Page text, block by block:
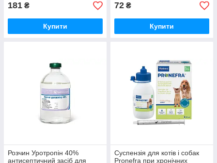
181 ₴
Купити
72 ₴
Купити
Розчин Уротропін 40%
антисептичний засіб для
Суспензія для котів і собак
Pronefra при хронічних